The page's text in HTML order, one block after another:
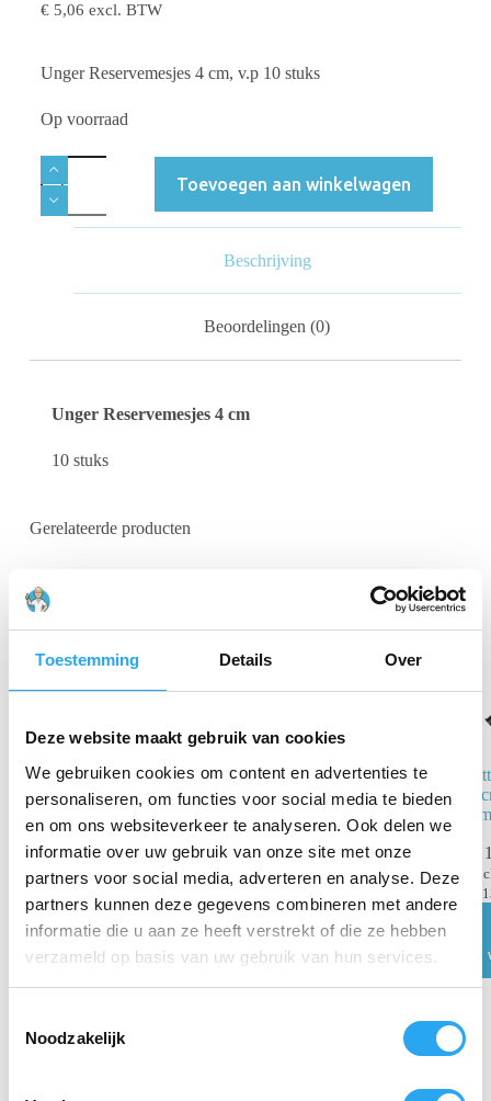
Toestemming Details Over
Deze website maakt gebruik van cookies
We gebruiken cookies om content en advertenties te
personaliseren, om functies voor social media te bieden
en om ons websiteverkeer te analyseren. Ook delen we
informatie over uw gebruik van onze site met onze
partners voor social media, adverteren en analyse. Deze
partners kunnen deze gegevens combineren met andere
informatie die u aan ze heeft verstrekt of die ze hebben
verzameld op basis van uw gebruik van hun services.
Noodzakelijk
€5,06 excl. BTW
Unger Reservemesjes 4 cm, v.p 10 stuks
Op voorraad
Toevoegen aan winkelwagen
Beschrijving
Beoordelingen (0)
Unger Reservemesjes 4 cm
10 stuks
Gerelateerde producten
Unger Ergotec
kunststofmessen
€ 5,45 incl. BTW
€4,50excl. BTW
Toevoegen
aan
winkelwagen
cm